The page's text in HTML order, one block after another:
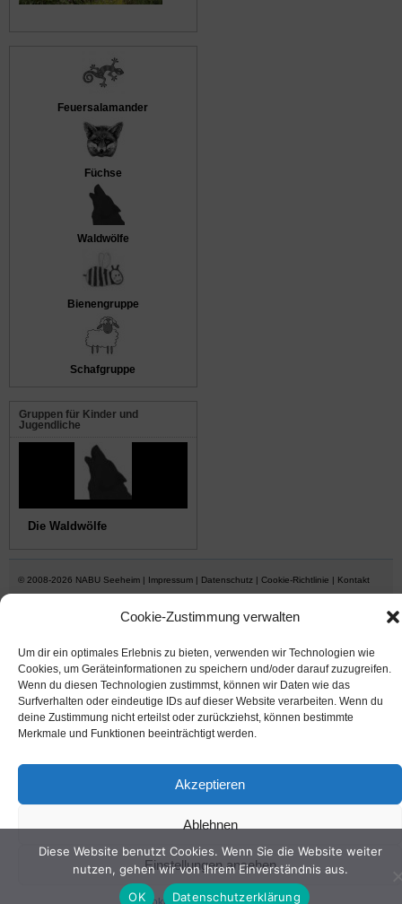
Cookie-Zustimmung verwalten
Um dir ein optimales Erlebnis zu bieten, verwenden wir Technologien wie
Cookies, um Geräteinformationen zu speichern und/oder darauf zuzugreifen.
Wenn du diesen Technologien zustimmst, können wir Daten wie das
Surfverhalten oder eindeutige IDs auf dieser Website verarbeiten. Wenn du
deine Zustimmung nicht erteilst oder zurückziehst, können bestimmte
Merkmale und Funktionen beeinträchtigt werden.
Akzeptieren
Ablehnen
Einstellungen ansehen
Feuersalamander
Füchse
Waldwölfe
Bienengruppe
Schafgruppe
Gruppen für Kinder und
Jugendliche
Die Waldwölfe
© 2008-2026 NABU Seeheim | Impressum | Datenschutz | Cookie-Richtlinie | Kontakt
Diese Website benutzt Cookies. Wenn Sie die Website weiter
nutzen, gehen wir von Ihrem Einverständnis aus.
OK
Datenschutzerklärung